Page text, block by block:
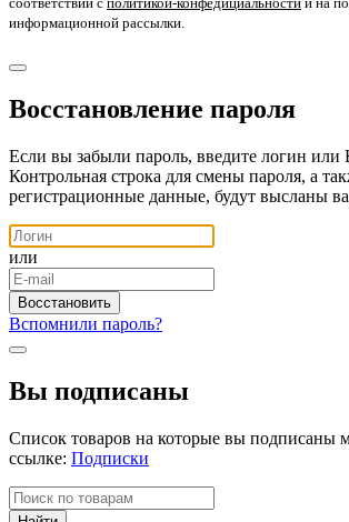
информационной рассылки.
Восстановление пароля
Если вы забыли пароль, введите логин или
Контрольная строка для смены пароля, а
регистрационные данные, будут высланы
или
Вспомнили пароль?
Вы подписаны
Список товаров на которые вы подписаны
ссылке: Подписки